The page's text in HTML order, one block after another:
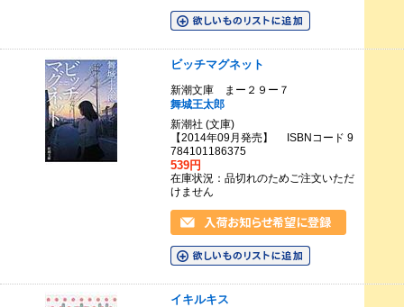
ビッチマグネット
新潮文庫 まー２９ー７
舞城王太郎
新潮社 (文庫)
【2014年09月発売】 ISBNコード 9
784101186375
539円
在庫状況：品切れのためご注文いただ
けません
イキルキス